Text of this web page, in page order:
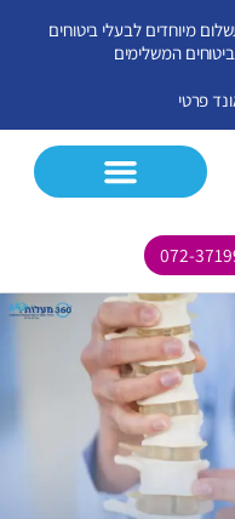
מיוחדים לבעלי ביטוחים
המשלימים
פרטי